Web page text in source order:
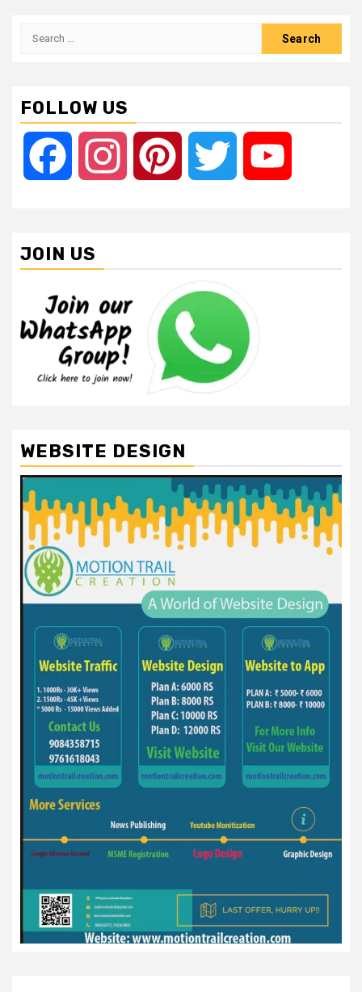
Search
FOLLOW US
Facebook Instagram Pinterest Twitter
JOIN US
WEBSITE DESIGN